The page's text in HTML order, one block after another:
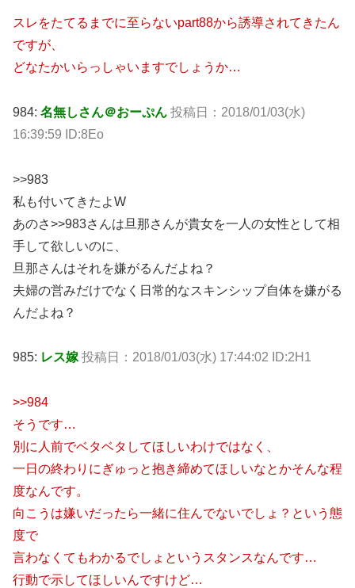
スレをたてるまでに至らないpart88から誘導されてきたん
ですが、
どなたかいらっしゃいますでしょうか…
984: 名無しさん＠おーぷん 投稿日：2018/01/03(水)
16:39:59 ID:8Eo
>>983
私も付いてきたよW
あのさ>>983さんは旦那さんが貴女を一人の女性として相
手して欲しいのに、
旦那さんはそれを嫌がるんだよね？
夫婦の営みだけでなく日常的なスキンシップ自体を嫌がる
んだよね？
985: レス嫁 投稿日：2018/01/03(水) 17:44:02 ID:2H1
>>984
そうです…
別に人前でベタベタしてほしいわけではなく、
一日の終わりにぎゅっと抱き締めてほしいなとかそんな程
度なんです。
向こうは嫌いだったら一緒に住んでないでしょ？という態
度で
言わなくてもわかるでしょというスタンスなんです…
行動で示してほしいんですけど…